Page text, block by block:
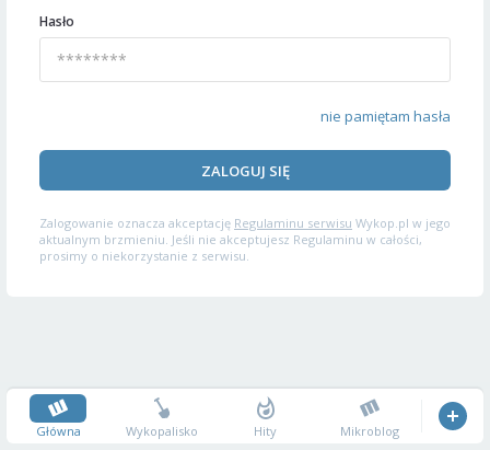
Hasło
nie pamiętam hasła
ZALOGUJ SIĘ
Zalogowanie oznacza akceptację Regulaminu serwisu Wykop.pl w jego
aktualnym brzmieniu. Jeśli nie akceptujesz Regulaminu w całości,
prosimy o niekorzystanie z serwisu.
Główna Wykopalisko Hity Mikroblog